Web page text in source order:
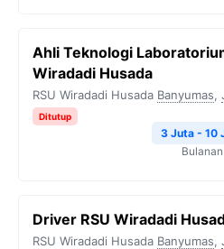
Ahli Teknologi
Wiradadi Husada
RSU Wiradadi Husada Banyumas,
Ditutup
3 Juta - 10
Bulanan
Driver RSU Wiradadi
RSU Wiradadi Husada Banyumas,